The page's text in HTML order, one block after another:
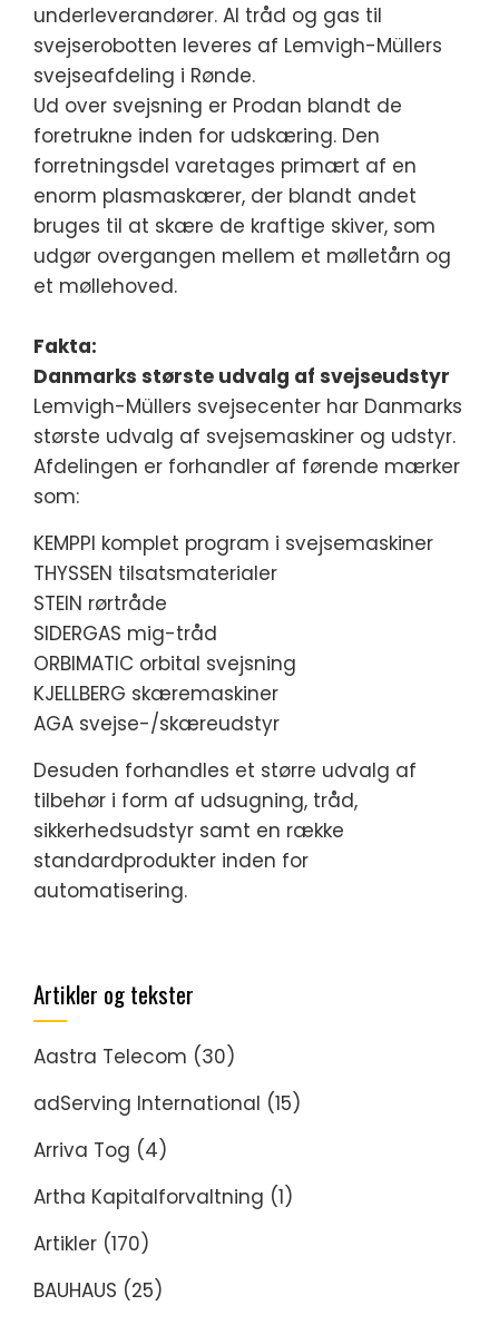
underleverandører. Al tråd og gas til
svejserobotten leveres af Lemvigh-Müllers
svejseafdeling i Rønde.
Ud over svejsning er Prodan blandt de
foretrukne inden for udskæring. Den
forretningsdel varetages primært af en
enorm plasmaskærer, der blandt andet
bruges til at skære de kraftige skiver, som
udgør overgangen mellem et mølletårn og
et møllehoved.
Fakta:
Danmarks største udvalg af svejseudstyr
Lemvigh-Müllers svejsecenter har Danmarks
største udvalg af svejsemaskiner og udstyr.
Afdelingen er forhandler af førende mærker
som:
KEMPPI komplet program i svejsemaskiner
THYSSEN tilsatsmaterialer
STEIN rørtråde
SIDERGAS mig-tråd
ORBIMATIC orbital svejsning
KJELLBERG skæremaskiner
AGA svejse-/skæreudstyr
Desuden forhandles et større udvalg af
tilbehør i form af udsugning, tråd,
sikkerhedsudstyr samt en række
standardprodukter inden for
automatisering.
Artikler og tekster
Aastra Telecom (30)
adServing International (15)
Arriva Tog (4)
Artha Kapitalforvaltning (1)
Artikler (170)
BAUHAUS (25)